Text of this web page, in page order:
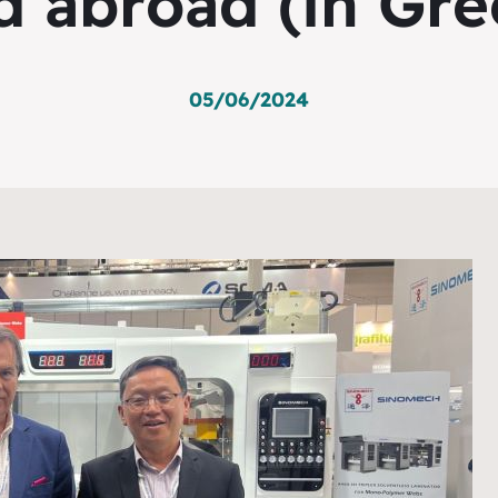
05/06/2024